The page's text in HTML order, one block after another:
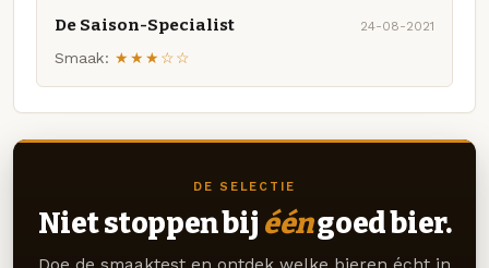
De Saison-Specialist 24-08-2021
Smaak: ★★★☆☆
DE SELECTIE
Niet stoppen bij ééngoed bier.